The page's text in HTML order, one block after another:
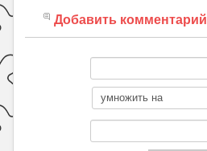
Добавить комментарий